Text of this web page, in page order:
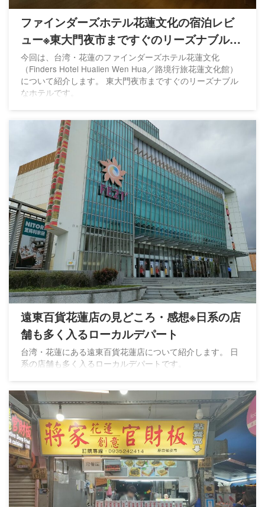
ファインダーズホテル花蓮文化の宿泊レビ
ュー※東大門夜市まですぐのリーズナブルな
ホテル
今回は、台湾・花蓮のファインダーズホテル花蓮文化
（Finders Hotel Hualien Wen Hua／路境行旅花蓮文化館）
について紹介します。 東大門夜市まですぐのリーズナブル
なホテルです。
遠東百貨花蓮店の見どころ・感想※日系の店
舗も多く入るローカルデパート
台湾・花蓮にある遠東百貨花蓮店について紹介します。 日
系の店舗も多く入るローカルデパートです。